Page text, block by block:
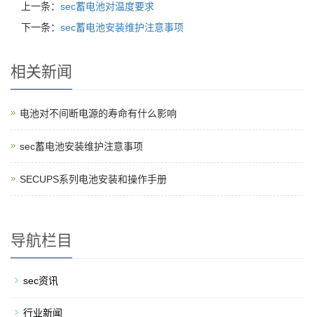
上一条： sec蓄电池对温度要求
下一条： sec蓄电池安装维护注意事项
相关新闻
电池对不间断电源的寿命有什么影响
sec蓄电池安装维护注意事项
SECUPS系列电池安装和操作手册
导航栏目
sec资讯
行业新闻